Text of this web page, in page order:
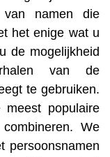
van namen die
het enige wat u
de mogelijkheid
van de
te gebruiken.
populaire
We
persoonsnamen